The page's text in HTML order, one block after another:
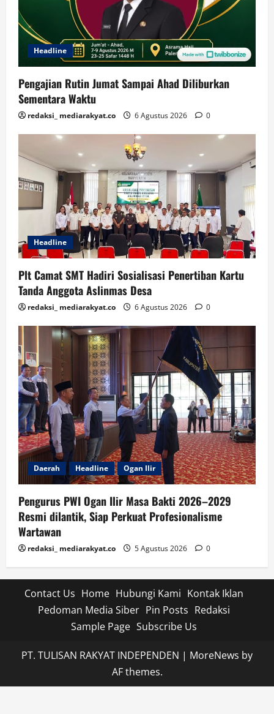
Headline
Pengajian Rutin Jumat Sampai Ahad Diliburkan
Sementara Waktu
redaksi_ mediarakyat.co 6 Agustus 2026 0
Headline
Plt Camat SMT Hadiri Sosialisasi Penertiban Kartu
Tanda Anggota Aslinmas Desa
redaksi_ mediarakyat.co 6 Agustus 2026 0
Daerah Headline Ogan Ilir
Pengurus PWI Ogan Ilir Masa Bakti 2026–2029
Resmi dilantik, Siap Perkuat Profesionalisme
Wartawan
redaksi_ mediarakyat.co 5 Agustus 2026 0
Contact Us Home Hubungi Kami Kontak Iklan
Pedoman Media Siber Pin Posts Redaksi
Sample Page Subscribe Us
PT. TULISAN RAKYAT INDEPENDEN | MoreNews by
AF themes.